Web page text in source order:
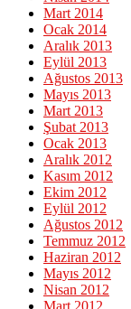
Mart 2014
Ocak 2014
Aralık 2013
Eylül 2013
Ağustos 2013
Mayıs 2013
Mart 2013
Şubat 2013
Ocak 2013
Aralık 2012
Kasım 2012
Ekim 2012
Eylül 2012
Ağustos 2012
Temmuz 2012
Haziran 2012
Mayıs 2012
Nisan 2012